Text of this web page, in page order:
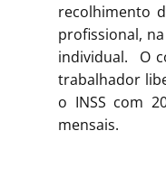
recolhimento
profissional,
individual. O
trabalhador
o INSS com
mensais.